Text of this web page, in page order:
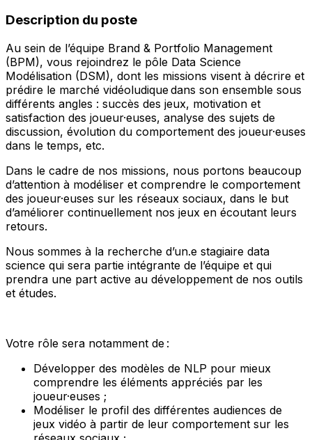
Description du poste
Au sein de l’équipe Brand & Portfolio Management
(BPM), vous rejoindrez le pôle Data Science
Modélisation (DSM), dont les missions visent à décrire et
prédire le marché vidéoludique dans son ensemble sous
différents angles : succès des jeux, motivation et
satisfaction des joueur·euses, analyse des sujets de
discussion, évolution du comportement des joueur·euses
dans le temps, etc.
Dans le cadre de nos missions, nous portons beaucoup
d’attention à modéliser et comprendre le comportement
des joueur·euses sur les réseaux sociaux, dans le but
d’améliorer continuellement nos jeux en écoutant leurs
retours.
Nous sommes à la recherche d’un.e stagiaire data
science qui sera partie intégrante de l’équipe et qui
prendra une part active au développement de nos outils
et études.
Votre rôle sera notamment de :
Développer des modèles de NLP pour mieux
comprendre les éléments appréciés par les
joueur·euses ;
Modéliser le profil des différentes audiences de
jeux vidéo à partir de leur comportement sur les